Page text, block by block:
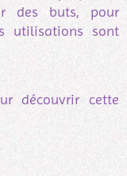
des buts, pour
utilisations sont
découvrir cette